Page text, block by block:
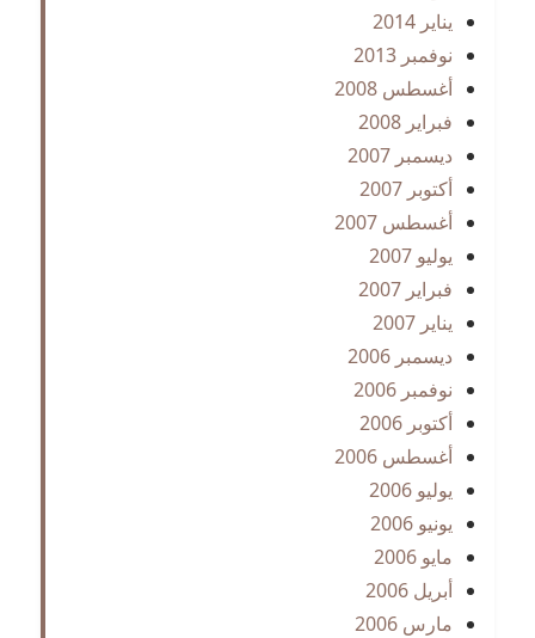
يناير 2014
نوفمبر 2013
أغسطس 2008
فبراير 2008
ديسمبر 2007
أكتوبر 2007
أغسطس 2007
يوليو 2007
فبراير 2007
يناير 2007
ديسمبر 2006
نوفمبر 2006
أكتوبر 2006
أغسطس 2006
يوليو 2006
يونيو 2006
مايو 2006
أبريل 2006
مارس 2006